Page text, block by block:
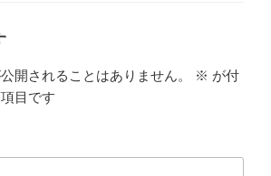
開されることはありません。 ※ が付
目です